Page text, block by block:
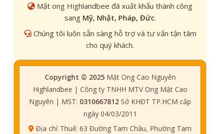
Mật ong Highlandbee đã xuất khẩu thành công
sang Mỹ, Nhật, Pháp, Đức.
Chúng tôi luôn sẵn sàng hỗ trợ và tư vấn tận tâm
cho quý khách.
Copyright © 2025Mật Ong Cao Nguyên
Highlandbee | Công ty TNHH MTV Ong Mật Cao
Nguyên | MST: 0310667812 Sở KHĐT TP.HCM cấp
ngày 04/03/2011
Địa chỉ Thuế: 63 Đường Tam Châu, Phường Tam